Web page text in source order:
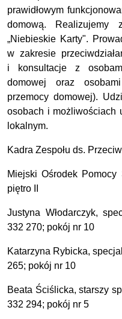
prawidłowym
domową. Realizujemy
„Niebieskie Karty".
w zakresie
i konsultacje z
domowej oraz
przemocy domowej).
osobach i możliwościach
lokalnym.
Kadra Zespołu ds.
Miejski Ośrodek Pomocy
piętro II
Justyna Włodarczyk,
332 270; pokój nr 10
Katarzyna Rybicka,
265; pokój nr 10
Beata Ściślicka, starszy
332 294; pokój nr 5